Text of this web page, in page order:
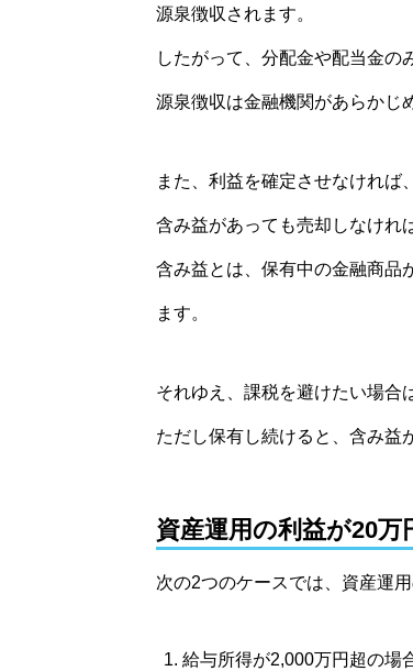
源泉徴収されます。
したがって、分配金や配当金の
源泉徴収は金融機関があらかじ
また、利益を確定させなければ
含み益があっても売却しなけれ
含み益とは、保有中の金融商品
ます。
それゆえ、課税を避けたい場合
ただし保有し続けると、含み益
資産運用の利益が20
次の2つのケースでは、資産運
給与所得が2,000万円超の場